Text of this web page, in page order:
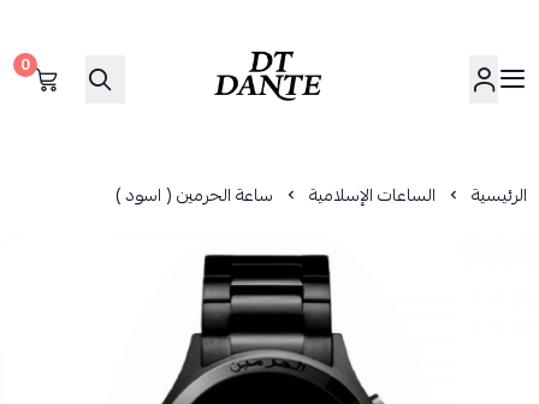
دانتي | DANTE
0
الرئيسية الساعات الإسلامية ساعة الحرمين ( اسود )